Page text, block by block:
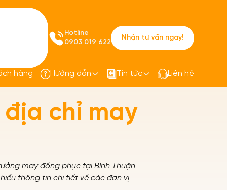
Hotline
0903 019 622
Nhận tư vấn ngay!
hàng Hướng dẫn Tin tức Liên hệ
may uy tín, giá rẻ nhất
địa chỉ may
may đồng phục tại Bình Thuận
thông tin chi tiết về các đơn vị